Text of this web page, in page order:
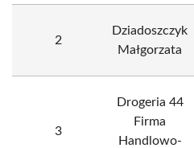
2
Dziadoszczyk
Małgorzata
3
Drogeria 44
Firma
Handlowo-